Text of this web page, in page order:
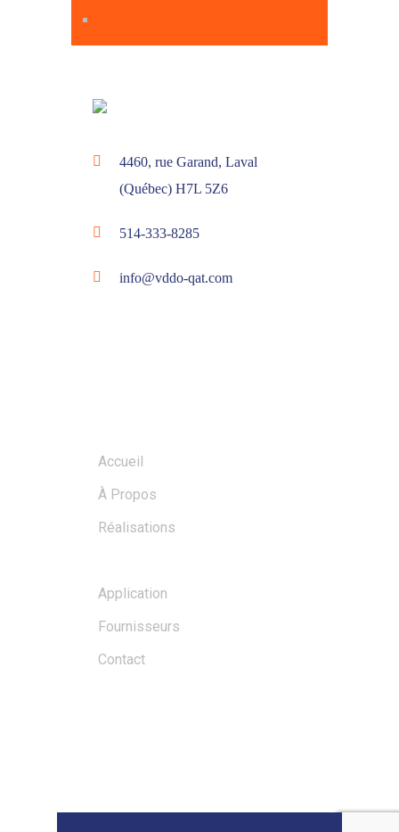
4460, rue Garand, Laval
(Québec) H7L 5Z6
514-333-8285
info@vddo-qat.com
Accueil
À Propos
Réalisations
Application
Fournisseurs
Contact